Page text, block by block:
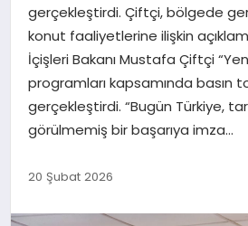
SPOR
İLÇE HABERLERI
DÜNYA
YAZARLAR
gerçekleştirdi. Çiftçi, bölgede
konut faaliyetlerine ilişkin
İçişleri Bakanı Mustafa Çiftçi
programları kapsamında basın
gerçekleştirdi. “Bugün Türkiye,
görülmemiş bir başarıya imza…
20 Şubat 2026